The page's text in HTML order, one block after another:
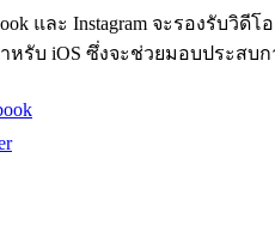
และ Instagram จะรองรับวิดี
หรับ iOS ซึ่งจะช่วยมอบประส